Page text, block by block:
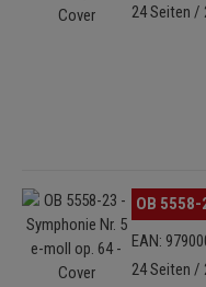
24 Seiten /
Bildergalerie überspringen
OB 5558-
EAN:
24 Seiten /